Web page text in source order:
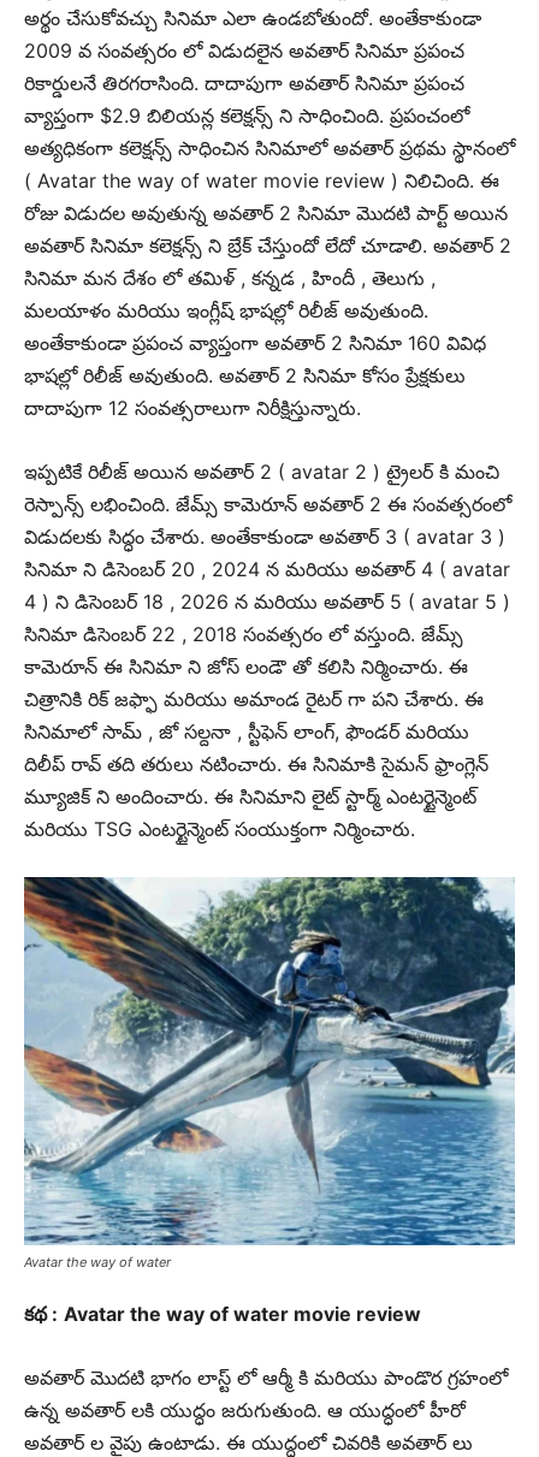
అర్థం చేసుకోవచ్చు సినిమా ఎలా ఉండబోతుందో. అంతేకాకుండా
2009 వ సంవత్సరం లో విడుదలైన అవతార్ సినిమా ప్రపంచ
రికార్డులనే తిరగరాసింది. దాదాపుగా అవతార్ సినిమా ప్రపంచ
వ్యాప్తంగా $2.9 బిలియన్ల కలెక్షన్స్ ని సాధించింది. ప్రపంచంలో
అత్యధికంగా కలెక్షన్స్ సాధించిన సినిమాలో అవతార్ ప్రథమ స్థానంలో
( Avatar the way of water movie review ) నిలిచింది. ఈ
రోజు విడుదల అవుతున్న అవతార్ 2 సినిమా మొదటి పార్ట్ అయిన
అవతార్ సినిమా కలెక్షన్స్ ని బ్రేక్ చేస్తుందో లేదో చూడాలి. అవతార్ 2
సినిమా మన దేశం లో తమిళ్ , కన్నడ , హిందీ , తెలుగు ,
మలయాళం మరియు ఇంగ్లీష్ భాషల్లో రిలీజ్ అవుతుంది.
అంతేకాకుండా ప్రపంచ వ్యాప్తంగా అవతార్ 2 సినిమా 160 వివిధ
భాషల్లో రిలీజ్ అవుతుంది. అవతార్ 2 సినిమా కోసం ప్రేక్షకులు
దాదాపుగా 12 సంవత్సరాలుగా నిరీక్షిస్తున్నారు.
ఇప్పటికే రిలీజ్ అయిన అవతార్ 2 ( avatar 2 ) ట్రైలర్ కి మంచి
రెస్పాన్స్ లభించింది. జేమ్స్ కామెరూన్ అవతార్ 2 ఈ సంవత్సరంలో
విడుదలకు సిద్ధం చేశారు. అంతేకాకుండా అవతార్ 3 ( avatar 3 )
సినిమా ని డిసెంబర్ 20 , 2024 న మరియు అవతార్ 4 ( avatar
4 ) ని డిసెంబర్ 18 , 2026 న మరియు అవతార్ 5 ( avatar 5 )
సినిమా డిసెంబర్ 22 , 2018 సంవత్సరం లో వస్తుంది. జేమ్స్
కామెరూన్ ఈ సినిమా ని జోస్ లండౌ తో కలిసి నిర్మించారు. ఈ
చిత్రానికి రిక్ జఫ్ఫా మరియు అమాండ రైటర్ గా పని చేశారు. ఈ
సినిమాలో సామ్ , జో సల్దనా , స్టీఫెన్ లాంగ్, ఫౌండర్ మరియు
దిలీప్ రావ్ తది తరులు నటించారు. ఈ సినిమాకి సైమన్ ఫ్రాంగ్లెన్
మ్యూజిక్ ని అందించారు. ఈ సినిమాని లైట్ స్టార్మ్ ఎంటర్టైన్మెంట్
మరియు TSG ఎంటర్టైన్మెంట్ సంయుక్తంగా నిర్మించారు.
Avatar the way of water
కథ : Avatar the way of water movie review
అవతార్ మొదటి భాగం లాస్ట్ లో ఆర్మీ కి మరియు పాండొర గ్రహంలో
ఉన్న అవతార్ లకి యుద్ధం జరుగుతుంది. ఆ యుద్ధంలో హీరో
అవతార్ ల వైపు ఉంటాడు. ఈ యుద్ధంలో చివరికి అవతార్ లు